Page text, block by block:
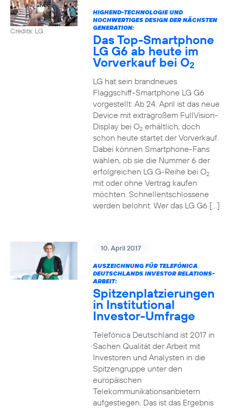
Credits: LG
HIGHEND-TECHNOLOGIE UND
HOCHWERTIGES DESIGN DER NÄCHSTEN
GENERATION:
Das Top-Smartphone
LG G6 ab heute im
Vorverkauf bei O2
LG hat sein brandneues
Flaggschiff-Smartphone LG G6
vorgestellt: Ab 24. April ist das neue
Device mit extragroßem FullVision-
Display bei O2erhältlich, doch
schon heute startet der Vorverkauf.
Dabei können Smartphone-Fans
wählen, ob sie die Nummer 6 der
erfolgreichen LG G-Reihe bei O2
mit oder ohne Vertrag kaufen
möchten. Schnellentschlossene
werden belohnt: Wer das LG G6 […]
10. April 2017
AUSZEICHNUNG FÜR TELEFÓNICA
DEUTSCHLANDS INVESTOR RELATIONS-
ARBEIT:
Spitzenplatzierungen
in Institutional
Investor-Umfrage
Telefónica Deutschland ist 2017 in
Sachen Qualität der Arbeit mit
Investoren und Analysten in die
Spitzengruppe unter den
europäischen
Telekommunikationsanbietern
aufgestiegen. Das ist das Ergebnis